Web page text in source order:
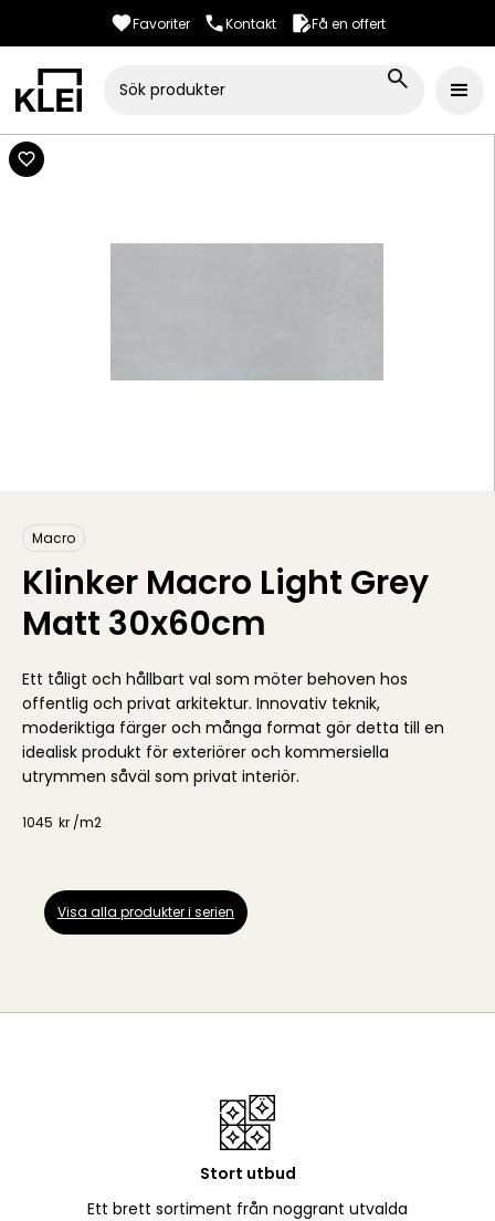
Favoriter Kontakt Få en offert
Macro
Klinker Macro Light Grey
Matt 30x60cm
Ett tåligt och hållbart val som möter behoven hos
offentlig och privat arkitektur. Innovativ teknik,
moderiktiga färger och många format gör detta till en
idealisk produkt för exteriörer och kommersiella
utrymmen såväl som privat interiör.
1045 kr /m2
Visa alla produkter i serien
Stort utbud
Ett brett sortiment från noggrant utvalda